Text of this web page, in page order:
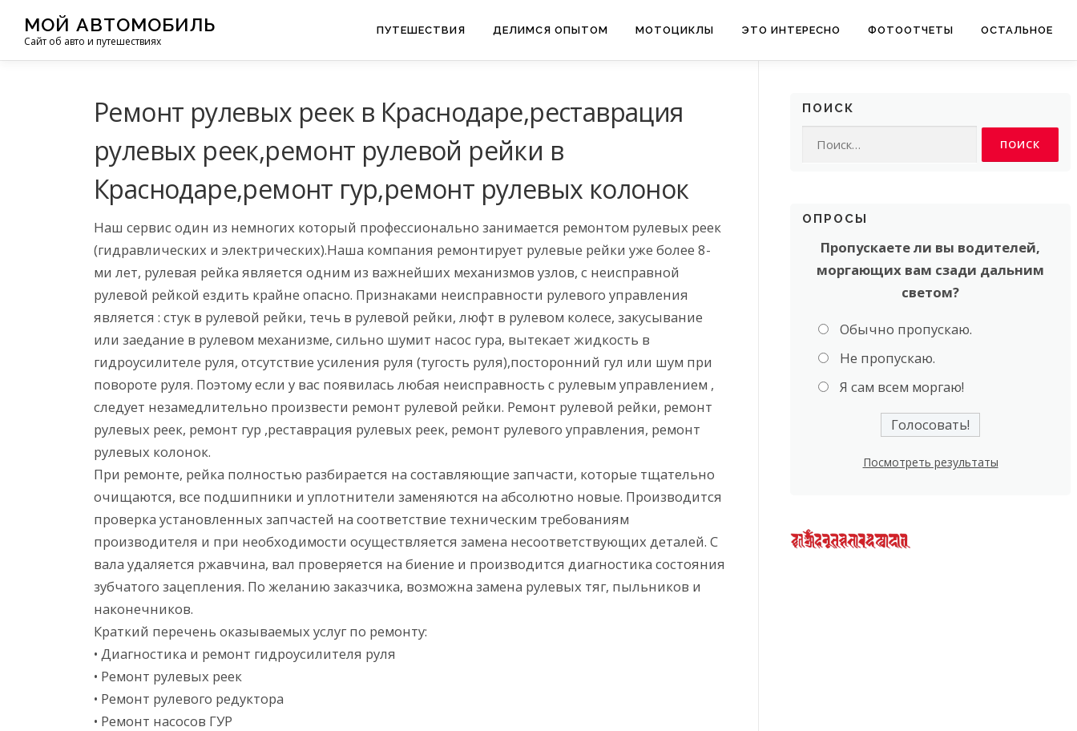
МОЙ АВТОМОБИЛЬ
Сайт об авто и путешествиях
ПУТЕШЕСТВИЯ ДЕЛИМСЯ ОПЫТОМ МОТОЦИКЛЫ ЭТО ИНТЕРЕСНО ФОТООТЧЕТЫ ОСТАЛЬНОЕ
Ремонт рулевых реек в Краснодаре,реставрация
рулевых реек,ремонт рулевой рейки в
Краснодаре,ремонт гур,ремонт рулевых колонок
Наш сервис один из немногих который профессионально занимается ремонтом рулевых реек
(гидравлических и электрических).Наша компания ремонтирует рулевые рейки уже более 8-
ми лет, рулевая рейка является одним из важнейших механизмов узлов, с неисправной
рулевой рейкой ездить крайне опасно. Признаками неисправности рулевого управления
является : стук в рулевой рейки, течь в рулевой рейки, люфт в рулевом колесе, закусывание
или заедание в рулевом механизме, сильно шумит насос гура, вытекает жидкость в
гидроусилителе руля, отсутствие усиления руля (тугость руля),посторонний гул или шум при
повороте руля. Поэтому если у вас появилась любая неисправность с рулевым управлением ,
следует незамедлительно произвести ремонт рулевой рейки. Ремонт рулевой рейки, ремонт
рулевых реек, ремонт гур ,реставрация рулевых реек, ремонт рулевого управления, ремонт
рулевых колонок.
При ремонте, рейка полностью разбирается на составляющие запчасти, которые тщательно
очищаются, все подшипники и уплотнители заменяются на абсолютно новые. Производится
проверка установленных запчастей на соответствие техническим требованиям
производителя и при необходимости осуществляется замена несоответствующих деталей. С
вала удаляется ржавчина, вал проверяется на биение и производится диагностика состояния
зубчатого зацепления. По желанию заказчика, возможна замена рулевых тяг, пыльников и
наконечников.
Краткий перечень оказываемых услуг по ремонту:
• Диагностика и ремонт гидроусилителя руля
• Ремонт рулевых реек
• Ремонт рулевого редуктора
• Ремонт насосов ГУР
ПОИСК
ОПРОСЫ
Пропускаете ли вы водителей,
моргающих вам сзади дальним
светом?
Обычно пропускаю.
Не пропускаю.
Я сам всем моргаю!
Посмотреть результаты